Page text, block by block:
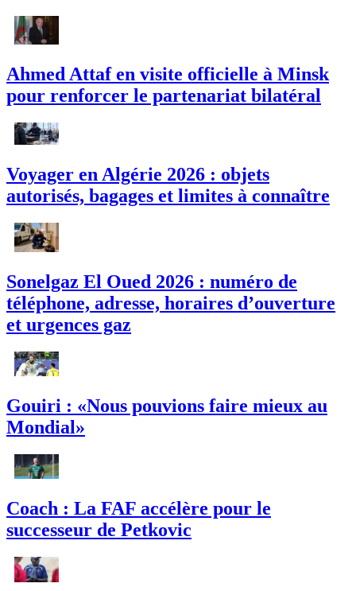
Ahmed Attaf en visite officielle à Minsk
pour renforcer le partenariat bilatéral
Voyager en Algérie 2026 : objets
autorisés, bagages et limites à connaître
Sonelgaz El Oued 2026 : numéro de
téléphone, adresse, horaires d’ouverture
et urgences gaz
Gouiri : «Nous pouvions faire mieux au
Mondial»
Coach : La FAF accélère pour le
successeur de Petkovic